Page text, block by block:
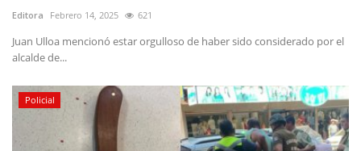
Editora Febrero 14, 2025 621
Juan Ulloa mencionó estar orgulloso de haber sido considerado por el
alcalde de...
Policial